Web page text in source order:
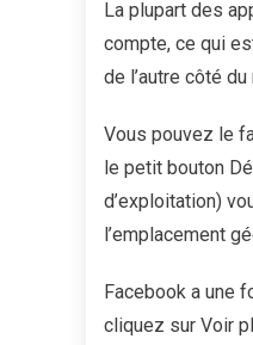
La plupart des
compte, ce qui
de l’autre côté
Vous pouvez le
le petit bouton
d’exploitation)
l’emplacement
Facebook a une
cliquez sur Voir